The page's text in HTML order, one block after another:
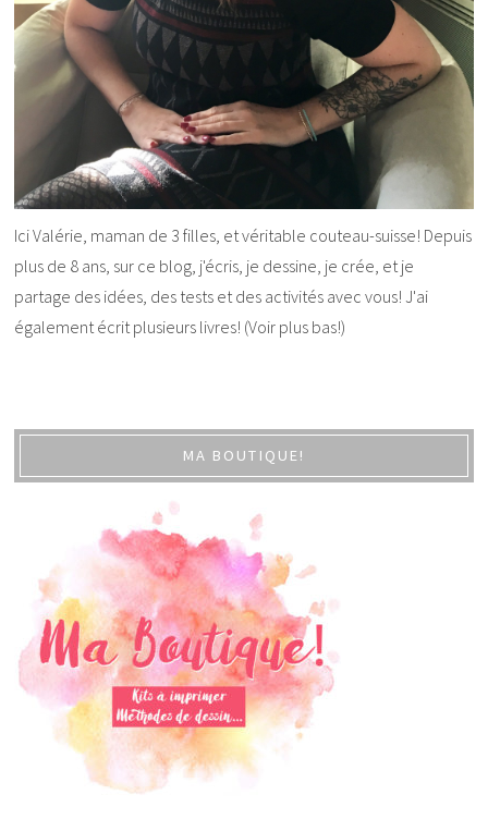
Ici Valérie, maman de 3 filles, et véritable couteau-suisse! Depuis
plus de 8 ans, sur ce blog, j'écris, je dessine, je crée, et je
partage des idées, des tests et des activités avec vous! J'ai
également écrit plusieurs livres! (Voir plus bas!)
MA BOUTIQUE!